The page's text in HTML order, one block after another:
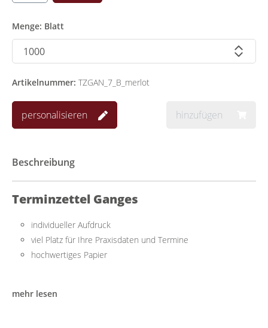
Menge: Blatt
Artikelnummer: TZGAN_7_B_merlot
personalisieren hinzufügen
Beschreibung
Terminzettel Ganges
individueller Aufdruck
viel Platz für Ihre Praxisdaten und Termine
hochwertiges Papier
Präsentieren Sie Ihre Praxis professionell mit dem Terminzettel
mehr lesen